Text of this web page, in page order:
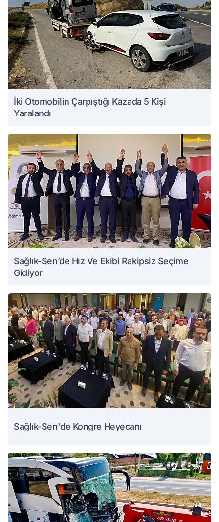
İki Otomobilin Çarpıştığı Kazada 5 Kişi
Yaralandı
Sağlık-Sen’de Hız Ve Ekibi Rakipsiz Seçime
Gidiyor
Sağlık-Sen'de Kongre Heyecanı